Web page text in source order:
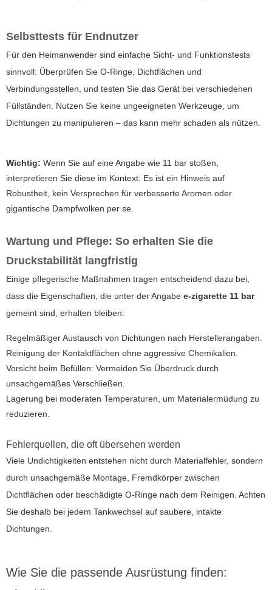
Selbsttests für Endnutzer
Für den Heimanwender sind einfache Sicht- und Funktionstests
sinnvoll: Überprüfen Sie O-Ringe, Dichtflächen und
Verbindungsstellen, und testen Sie das Gerät bei verschiedenen
Füllständen. Nutzen Sie keine ungeeigneten Werkzeuge, um
Dichtungen zu manipulieren – das kann mehr schaden als nützen.
Wichtig: Wenn Sie auf eine Angabe wie 11 bar stoßen,
interpretieren Sie diese im Kontext: Es ist ein Hinweis auf
Robustheit, kein Versprechen für verbesserte Aromen oder
gigantische Dampfwolken per se.
Wartung und Pflege: So erhalten Sie die
Druckstabilität langfristig
Einige pflegerische Maßnahmen tragen entscheidend dazu bei,
dass die Eigenschaften, die unter der Angabe e-zigarette 11 bar
gemeint sind, erhalten bleiben:
Regelmäßiger Austausch von Dichtungen nach Herstellerangaben.
Reinigung der Kontaktflächen ohne aggressive Chemikalien.
Vorsicht beim Befüllen: Vermeiden Sie Überdruck durch
unsachgemäßes Verschließen.
Lagerung bei moderaten Temperaturen, um Materialermüdung zu
reduzieren.
Fehlerquellen, die oft übersehen werden
Viele Undichtigkeiten entstehen nicht durch Materialfehler, sondern
durch unsachgemäße Montage, Fremdkörper zwischen
Dichtflächen oder beschädigte O-Ringe nach dem Reinigen. Achten
Sie deshalb bei jedem Tankwechsel auf saubere, intakte
Dichtungen.
Wie Sie die passende Ausrüstung finden: